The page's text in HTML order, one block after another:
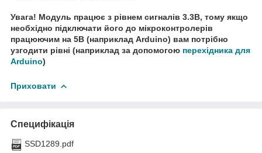
Увага! Модуль працює з рівнем сигналів 3.3В, тому якщо
необхідно підключати його до мікроконтролерів
працюючим на 5В (наприклад Arduino) вам потрібно
узгодити рівні (наприклад за допомогою перехідника для
Arduino)
Приховати
Специфікація
SSD1289.pdf